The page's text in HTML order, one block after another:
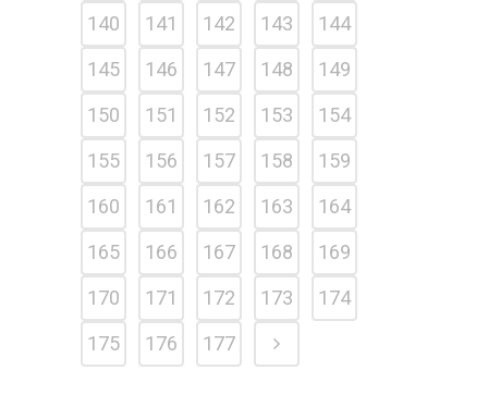
140
141 142 143
144
145
146 147 148
149
150
151 152 153
154
155
156 157 158
159
160
161 162 163
164
165
166 167 168
169
170
171 172 173
174
175
176 177